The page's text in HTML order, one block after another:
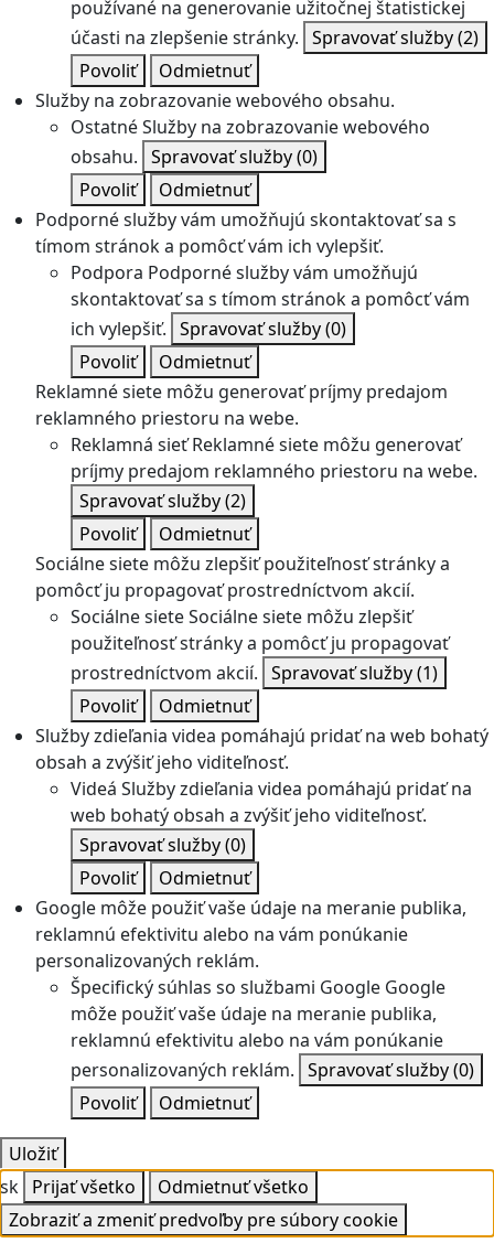
používané na generovanie užitočnej štatistickej
účasti na zlepšenie stránky. Spravovať služby(2)
Povoliť
Odmietnuť
Služby na zobrazovanie webového obsahu.
OstatnéSlužby na zobrazovanie webového
obsahu. Spravovať služby(0)
Povoliť
Odmietnuť
Podporné služby vám umožňujú skontaktovať sa s
tímom stránok a pomôcť vám ich vylepšiť.
Podpora Podporné služby vám umožňujú
skontaktovať sa s tímom stránok a pomôcť vám
ich vylepšiť. Spravovať služby(0)
Povoliť
Odmietnuť
Reklamné siete môžu generovať príjmy predajom
reklamného priestoru na webe.
Reklamná sieť Reklamné siete môžu generovať
príjmy predajom reklamného priestoru na webe.
Spravovať služby(2)
Povoliť
Odmietnuť
Sociálne siete môžu zlepšiť použiteľnosť stránky a
pomôcť ju propagovať prostredníctvom akcií.
Sociálne sieteSociálne siete môžu zlepšiť
použiteľnosť stránky a pomôcť ju propagovať
prostredníctvom akcií. Spravovať služby(1)
Povoliť
Odmietnuť
Služby zdieľania videa pomáhajú pridať na web bohatý
obsah a zvýšiť jeho viditeľnosť.
Videá Služby zdieľania videa pomáhajú pridať na
web bohatý obsah a zvýšiť jeho viditeľnosť.
Spravovať služby(0)
Povoliť
Odmietnuť
Google môže použiť vaše údaje na meranie publika,
reklamnú efektivitu alebo na vám ponúkanie
personalizovaných reklám.
Špecifický súhlas so službami Google Google
môže použiť vaše údaje na meranie publika,
reklamnú efektivitu alebo na vám ponúkanie
personalizovaných reklám. Spravovať služby(0)
Povoliť
Odmietnuť
Uložiť
sk Prijať všetko
Odmietnuť všetko
Zobraziť a zmeniť predvoľby pre súbory cookie